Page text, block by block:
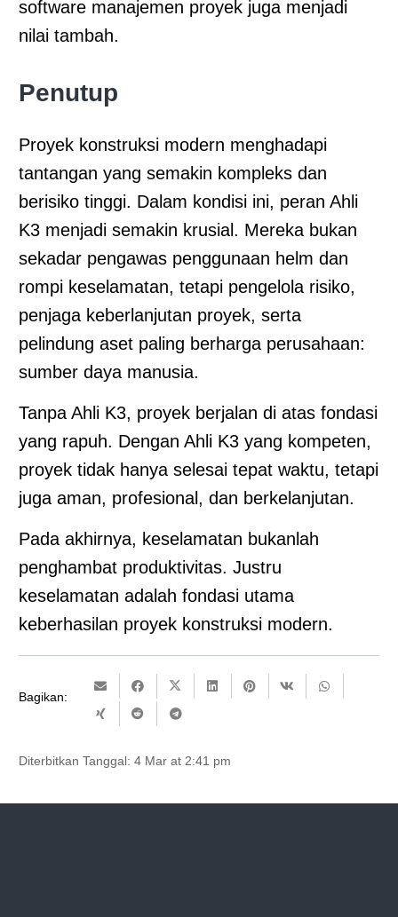
software manajemen proyek juga menjadi
nilai tambah.
Penutup
Proyek konstruksi modern menghadapi
tantangan yang semakin kompleks dan
berisiko tinggi. Dalam kondisi ini, peran Ahli
K3 menjadi semakin krusial. Mereka bukan
sekadar pengawas penggunaan helm dan
rompi keselamatan, tetapi pengelola risiko,
penjaga keberlanjutan proyek, serta
pelindung aset paling berharga perusahaan:
sumber daya manusia.
Tanpa Ahli K3, proyek berjalan di atas fondasi
yang rapuh. Dengan Ahli K3 yang kompeten,
proyek tidak hanya selesai tepat waktu, tetapi
juga aman, profesional, dan berkelanjutan.
Pada akhirnya, keselamatan bukanlah
penghambat produktivitas. Justru
keselamatan adalah fondasi utama
keberhasilan proyek konstruksi modern.
Bagikan:
Diterbitkan Tanggal: 4 Mar at 2:41 pm